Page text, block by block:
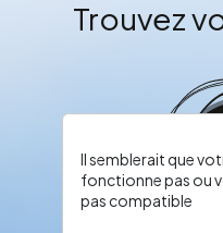
Trouvez
Il semblerait que
fonctionne pas ou
pas compatible